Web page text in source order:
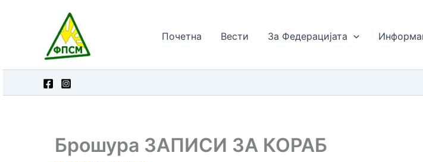
Почетна Вести За Федерацијата
Брошура ЗАПИСИ ЗА КОРАБ